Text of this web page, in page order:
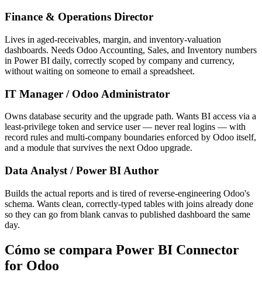
Finance & Operations Director
Lives in aged-receivables, margin, and inventory-valuation
dashboards. Needs Odoo Accounting, Sales, and Inventory numbers
in Power BI daily, correctly scoped by company and currency,
without waiting on someone to email a spreadsheet.
IT Manager / Odoo Administrator
Owns database security and the upgrade path. Wants BI access via a
least-privilege token and service user — never real logins — with
record rules and multi-company boundaries enforced by Odoo itself,
and a module that survives the next Odoo upgrade.
Data Analyst / Power BI Author
Builds the actual reports and is tired of reverse-engineering Odoo's
schema. Wants clean, correctly-typed tables with joins already done
so they can go from blank canvas to published dashboard the same
day.
Cómo se compara Power BI Connector
for Odoo